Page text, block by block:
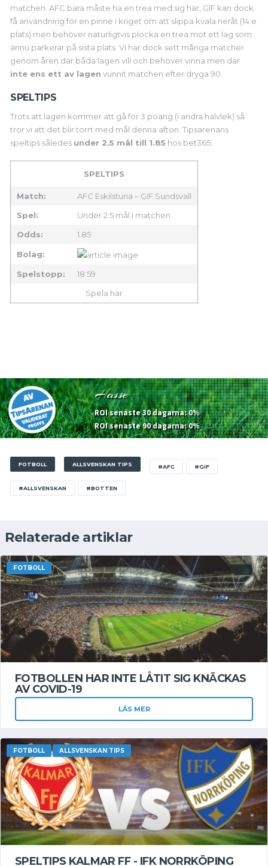
matchen. AFC bara måste ha en trea med sig här, GIF kan dock
få användning för en pinne i kriget om att slippa kvala neråt (14:e
plats) men behöver naturligtvis plocka en trea mot ett lag som
ännu parkerar på sista plats. Vi har dock sett många matcher
genom åren där båda lagen vill och behöver vinna men där
inte ens ett av lagen vunnit matchen efter dryga 90.
SPELTIPS
Trots att lagen kommer att gå för 3 poäng (i andra halvlek) så
tror vi att det blir torrt med mål denna afton. Tipsarenans
speltips således under 2.5 mål till 1.85 hos bet365.
SPELTIPS
Match:
AFC Eskilstuna – GIF Sundsvall
Spel:
Under 2.5 mål i matchen
Odds:
1.85
Bolag:
Spelstopp:
18:59
Spela här
Hasse
ROI senaste 30 dagarna: 0%
ROI senaste 90 dagarna: 0%
FOTBOLL ALLSVENSKAN TIPS #AFC #GIF
#ALLSVENSKAN #BOTTEN
Relaterade artiklar
FOTBOLL
FOTBOLLEN HAR INTE LÅTIT SIG KNÄCKAS
AV COVID-19
LÄS MER
FOTBOLL ALLSVENSKAN TIPS
SPELTIPS KALMAR FF - IFK NORRKÖPING